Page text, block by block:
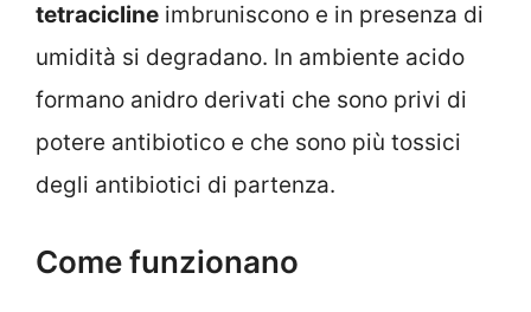
tetracicline imbruniscono e in presenza di
umidità si degradano. In ambiente acido
formano anidro derivati che sono privi di
potere antibiotico e che sono più tossici
degli antibiotici di partenza.
Come funzionano